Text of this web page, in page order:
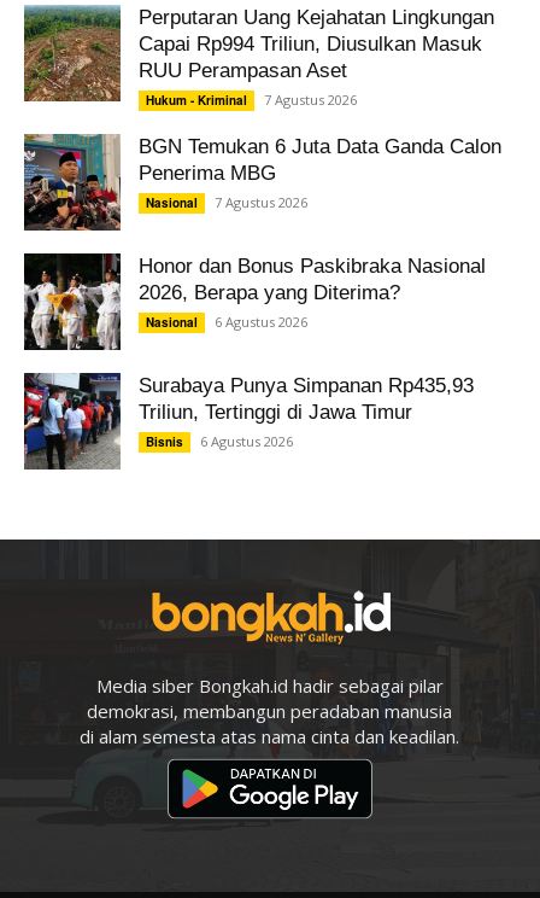
Perputaran Uang Kejahatan Lingkungan
Capai Rp994 Triliun, Diusulkan Masuk
RUU Perampasan Aset
Hukum - Kriminal 7 Agustus 2026
BGN Temukan 6 Juta Data Ganda Calon
Penerima MBG
Nasional 7 Agustus 2026
Honor dan Bonus Paskibraka Nasional
2026, Berapa yang Diterima?
Nasional 6 Agustus 2026
Surabaya Punya Simpanan Rp435,93
Triliun, Tertinggi di Jawa Timur
Bisnis 6 Agustus 2026
Media siber Bongkah.id hadir sebagai pilar
demokrasi, membangun peradaban manusia
di alam semesta atas nama cinta dan keadilan.